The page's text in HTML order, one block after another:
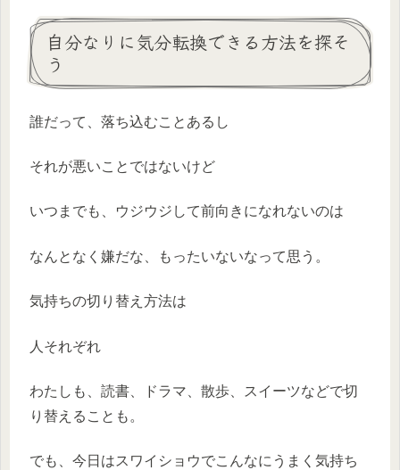
自分なりに気分転換できる方法を探そ
う
誰だって、落ち込むことあるし
それが悪いことではないけど
いつまでも、ウジウジして前向きになれないのは
なんとなく嫌だな、もったいないなって思う。
気持ちの切り替え方法は
人それぞれ
わたしも、読書、ドラマ、散歩、スイーツなどで切
り替えることも。
でも、今日はスワイショウでこんなにうまく気持ち